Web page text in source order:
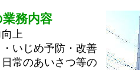
務内容
上
いじめ予防・改善
常のあいさつ等の